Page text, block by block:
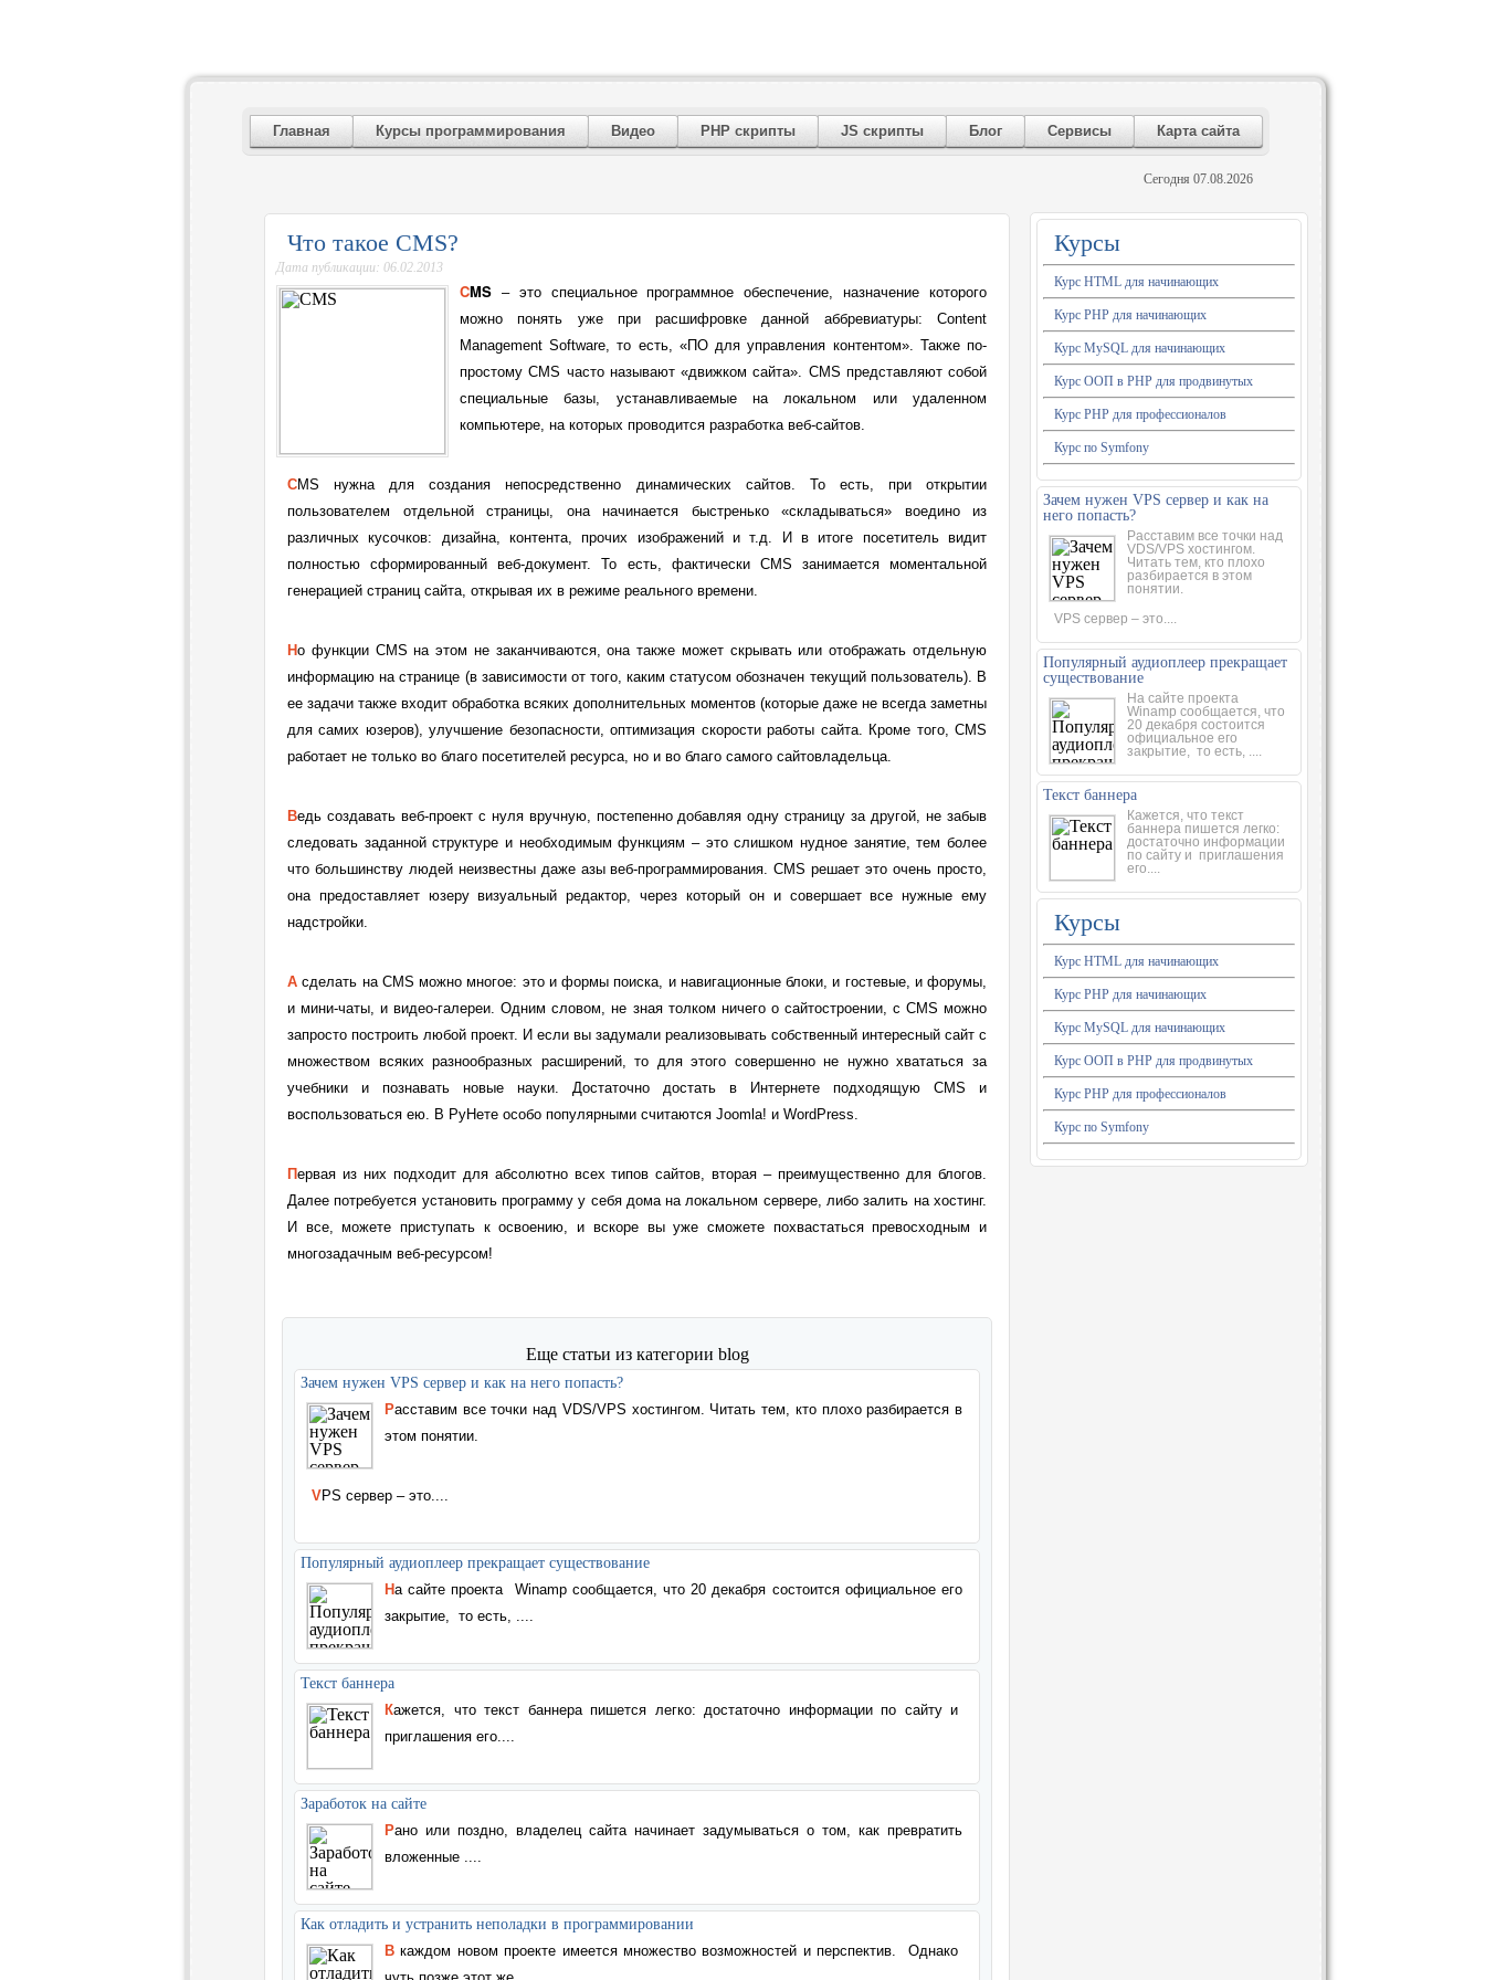
Главная Курсы программирования Видео PHP скрипты JS скрипты Блог Сервисы Карта сайта
Сегодня 07.08.2026
Курсы
Курс HTML для начинающих
Курс PHP для начинающих
Курс MySQL для начинающих
Курс ООП в PHP для продвинутых
Курс PHP для профессионалов
Курс по Symfony
Зачем нужен VPS сервер и как на
него попасть?
Расставим все точки над
VDS/VPS хостингом.
Читать тем, кто плохо
разбирается в этом
понятии.
VPS сервер – это....
Популярный аудиоплеер прекращает
существование
На сайте проекта
Winamp сообщается, что
20 декабря состоится
официальное его
закрытие, то есть, ....
Текст баннера
Кажется, что текст
баннера пишется легко:
достаточно информации
по сайту и приглашения
его....
Курсы
Курс HTML для начинающих
Курс PHP для начинающих
Курс MySQL для начинающих
Курс ООП в PHP для продвинутых
Курс PHP для профессионалов
Курс по Symfony
Что такое CMS?
Дата публикации: 06.02.2013
CMS – это специальное программное обеспечение, назначение которого
можно понять уже при расшифровке данной аббревиатуры: Content
Management Software, то есть, «ПО для управления контентом». Также по-
простому CMS часто называют «движком сайта». CMS представляют собой
специальные базы, устанавливаемые на локальном или удаленном
компьютере, на которых проводится разработка веб-сайтов.
CMS нужна для создания непосредственно динамических сайтов. То есть, при открытии
пользователем отдельной страницы, она начинается быстренько «складываться» воедино из
различных кусочков: дизайна, контента, прочих изображений и т.д. И в итоге посетитель видит
полностью сформированный веб-документ. То есть, фактически CMS занимается моментальной
генерацией страниц сайта, открывая их в режиме реального времени.
Но функции CMS на этом не заканчиваются, она также может скрывать или отображать отдельную
информацию на странице (в зависимости от того, каким статусом обозначен текущий пользователь). В
ее задачи также входит обработка всяких дополнительных моментов (которые даже не всегда заметны
для самих юзеров), улучшение безопасности, оптимизация скорости работы сайта. Кроме того, CMS
работает не только во благо посетителей ресурса, но и во благо самого сайтовладельца.
Ведь создавать веб-проект с нуля вручную, постепенно добавляя одну страницу за другой, не забыв
следовать заданной структуре и необходимым функциям – это слишком нудное занятие, тем более
что большинству людей неизвестны даже азы веб-программирования. CMS решает это очень просто,
она предоставляет юзеру визуальный редактор, через который он и совершает все нужные ему
надстройки.
А сделать на CMS можно многое: это и формы поиска, и навигационные блоки, и гостевые, и форумы,
и мини-чаты, и видео-галереи. Одним словом, не зная толком ничего о сайтостроении, с CMS можно
запросто построить любой проект. И если вы задумали реализовывать собственный интересный сайт с
множеством всяких разнообразных расширений, то для этого совершенно не нужно хвататься за
учебники и познавать новые науки. Достаточно достать в Интернете подходящую CMS и
воспользоваться ею. В РуНете особо популярными считаются Joomla! и WordPress.
Первая из них подходит для абсолютно всех типов сайтов, вторая – преимущественно для блогов.
Далее потребуется установить программу у себя дома на локальном сервере, либо залить на хостинг.
И все, можете приступать к освоению, и вскоре вы уже сможете похвастаться превосходным и
многозадачным веб-ресурсом!
Еще статьи из категории blog
Зачем нужен VPS сервер и как на него попасть?
Расставим все точки над VDS/VPS хостингом. Читать тем, кто плохо разбирается в
этом понятии.
VPS сервер – это....
Популярный аудиоплеер прекращает существование
На сайте проектаWinamp сообщается, что 20 декабря состоится официальное его
закрытие, то есть, ....
Текст баннера
Кажется, что текст баннера пишется легко: достаточно информации по сайту и
приглашения его....
Заработок на сайте
Рано или поздно, владелец сайта начинает задумываться о том, как превратить
вложенные ....
Как отладить и устранить неполадки в программировании
В каждом новом проекте имеется множество возможностей и перспектив. Однако